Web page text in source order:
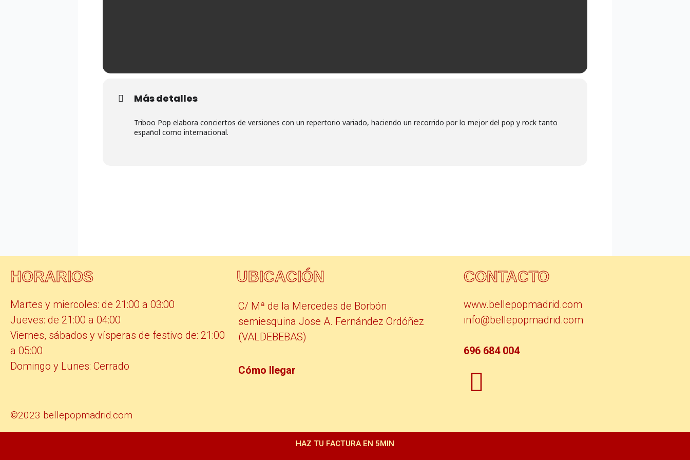
Más detalles
Triboo Pop elabora conciertos de versiones con un repertorio variado, haciendo un recorrido por lo mejor del pop y rock tanto
español como internacional.
HORARIOS
Martes y miercoles: de 21:00 a 03:00
Jueves: de 21:00 a 04:00
Viernes, sábados y vísperas de festivo de: 21:00
a 05:00
Domingo y Lunes: Cerrado
UBICACIÓN
C/ Mª de la Mercedes de Borbón
semiesquina Jose A. Fernández Ordóñez
(VALDEBEBAS)
Cómo llegar
CONTACTO
www.bellepopmadrid.com
info@bellepopmadrid.com
696 684 004
©2023 bellepopmadrid.com
HAZ TU FACTURA EN 5MIN